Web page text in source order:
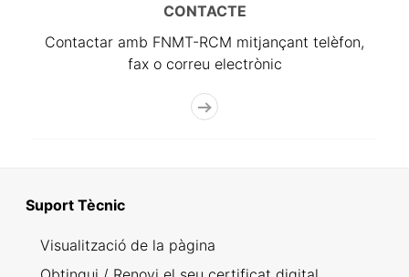
CONTACTE
Contactar amb FNMT-RCM mitjançant telèfon,
fax o correu electrònic
Suport Tècnic
Visualització de la pàgina